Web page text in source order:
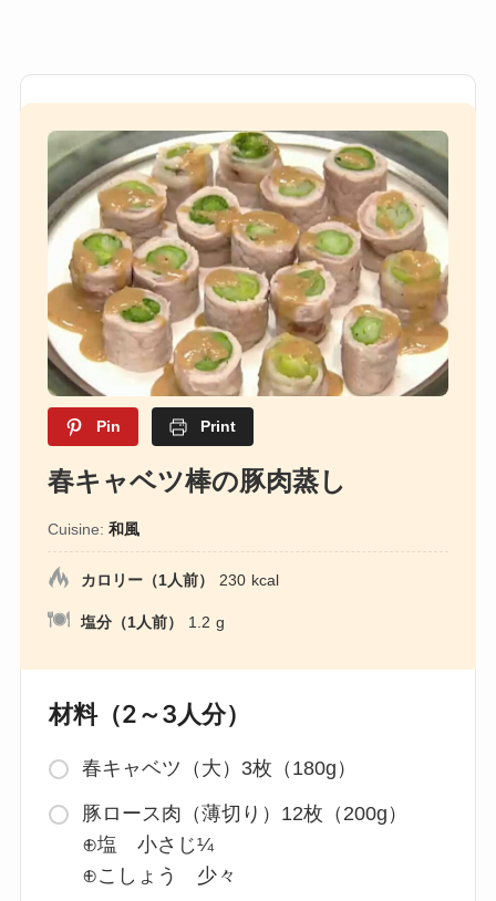
Pin Print
春キャベツ棒の豚肉蒸し
Cuisine: 和風
カロリー（1人前） 230 kcal
塩分（1人前） 1.2 g
材料（2～3人分）
春キャベツ（大）3枚（180g）
豚ロース肉（薄切り）12枚（200g）
⊕塩 小さじ¼
⊕こしょう 少々